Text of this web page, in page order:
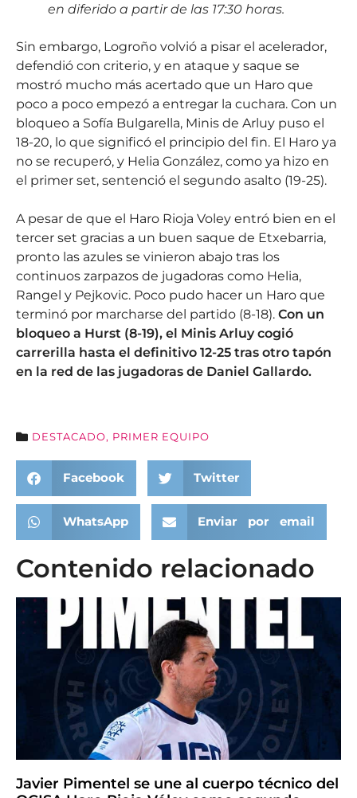
en diferido a partir de las 17:30 horas.
Sin embargo, Logroño volvió a pisar el acelerador,
defendió con criterio, y en ataque y saque se
mostró mucho más acertado que un Haro que
poco a poco empezó a entregar la cuchara. Con un
bloqueo a Sofía Bulgarella, Minis de Arluy puso el
18-20, lo que significó el principio del fin. El Haro ya
no se recuperó, y Helia González, como ya hizo en
el primer set, sentenció el segundo asalto (19-25).
A pesar de que el Haro Rioja Voley entró bien en el
tercer set gracias a un buen saque de Etxebarria,
pronto las azules se vinieron abajo tras los
continuos zarpazos de jugadoras como Helia,
Rangel y Pejkovic. Poco pudo hacer un Haro que
terminó por marcharse del partido (8-18). Con un
bloqueo a Hurst (8-19), el Minis Arluy cogió
carrerilla hasta el definitivo 12-25 tras otro tapón
en la red de las jugadoras de Daniel Gallardo.
DESTACADO, PRIMER EQUIPO
Facebook Twitter
WhatsApp Enviar por email
Contenido relacionado
Javier Pimentel se une al cuerpo técnico del